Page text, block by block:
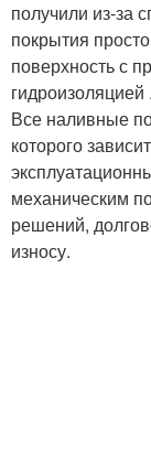
получили из-за
покрытия
поверхность с
гидроизоляцией .
Все наливные
которого
механическим
решений,
износу.